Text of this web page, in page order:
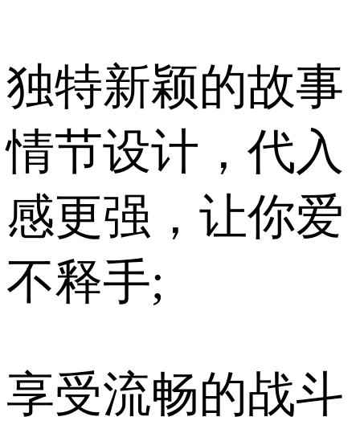
独特新颖的故事
情节设计，代入
感更强，让你爱
不释手;
享受流畅的战斗